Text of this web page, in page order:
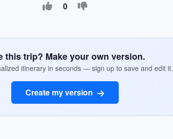
0
this trip? Make your own version.
itinerary in seconds — sign up to save and edit it.
Create my version